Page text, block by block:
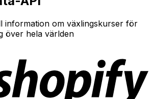
information om växlingskurser för
över hela världen